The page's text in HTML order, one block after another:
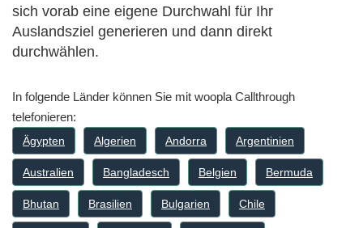
sich vorab eine eigene Durchwahl für Ihr
Auslandsziel generieren und dann direkt
durchwählen.
In folgende Länder können Sie mit woopla Callthrough
telefonieren:
Ägypten Algerien Andorra Argentinien
Australien Bangladesch Belgien Bermuda
Bhutan Brasilien Bulgarien Chile